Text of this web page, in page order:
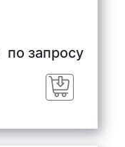
по запросу
Заказать